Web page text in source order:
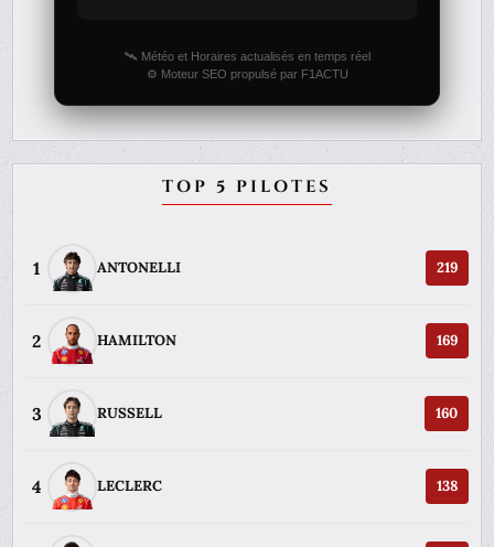
🛰️ Météo et Horaires actualisés en temps réel
⚙️ Moteur SEO propulsé par F1ACTU
TOP 5 PILOTES
1 ANTONELLI 219
2 HAMILTON 169
3 RUSSELL 160
4 LECLERC 138